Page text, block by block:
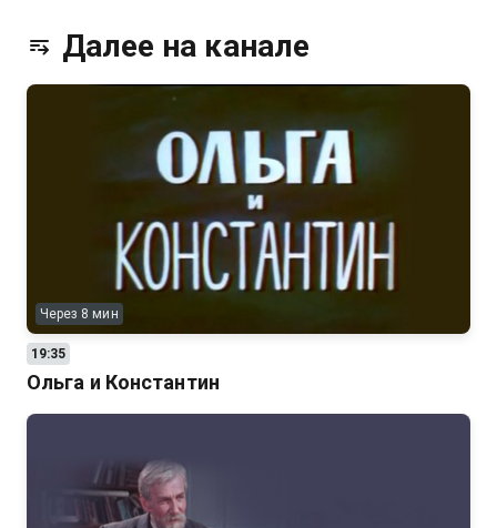
Далее на канале
Через 8 мин
19:35
Ольга и Константин